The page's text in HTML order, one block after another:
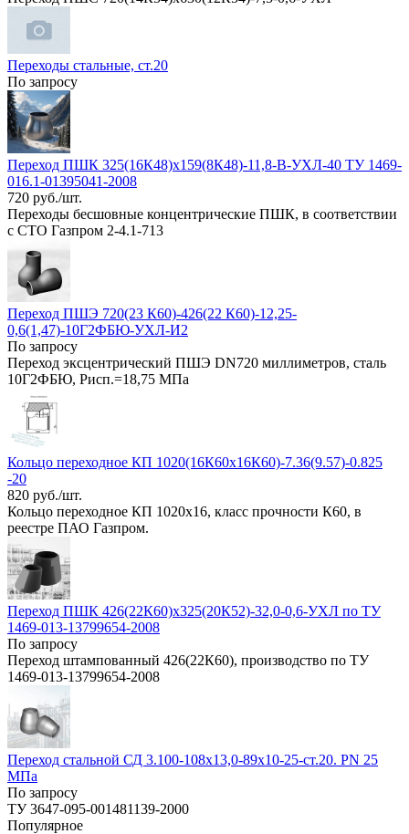
Переходы стальные, ст.20
По запросу
Переход ПШК 325(16К48)х159(8К48)-11,8-В-УХЛ-40 ТУ 1469-
016.1-01395041-2008
720 руб./шт.
Переходы бесшовные концентрические ПШК, в соответствии
с СТО Газпром 2-4.1-713
Переход ПШЭ 720(23 К60)-426(22 К60)-12,25-
0,6(1,47)-10Г2ФБЮ-УХЛ-И2
По запросу
Переход эксцентрический ПШЭ DN720 миллиметров, сталь
10Г2ФБЮ, Рисп.=18,75 МПа
Кольцо переходное КП 1020(16К60х16К60)-7.36(9.57)-0.825
-20
820 руб./шт.
Кольцо переходное КП 1020х16, класс прочности К60, в
реестре ПАО Газпром.
Переход ПШК 426(22К60)х325(20К52)-32,0-0,6-УХЛ по ТУ
1469-013-13799654-2008
По запросу
Переход штампованный 426(22К60), производство по ТУ
1469-013-13799654-2008
Переход стальной СД 3.100-108х13,0-89х10-25-ст.20. РN 25
МПа
По запросу
ТУ 3647-095-001481139-2000
Популярное